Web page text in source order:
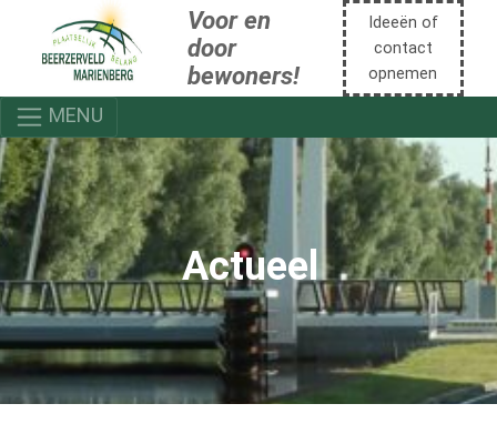
Voor en
door
bewoners!
Ideeën of
contact
opnemen
MENU
Actueel